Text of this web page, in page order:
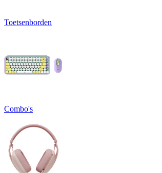
Toetsenborden
Combo's